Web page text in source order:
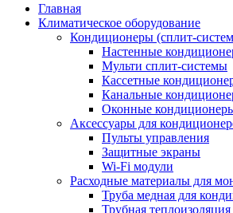
Главная
Климатическое оборудование
Кондиционеры (сплит-
Настенные
Мульти сплит-системы
Кассетные
Канальные
Оконные
Аксессуары для
Пульты управления
Защитные экраны
Wi-Fi модули
Расходные материалы для
Труба медная для
Трубная